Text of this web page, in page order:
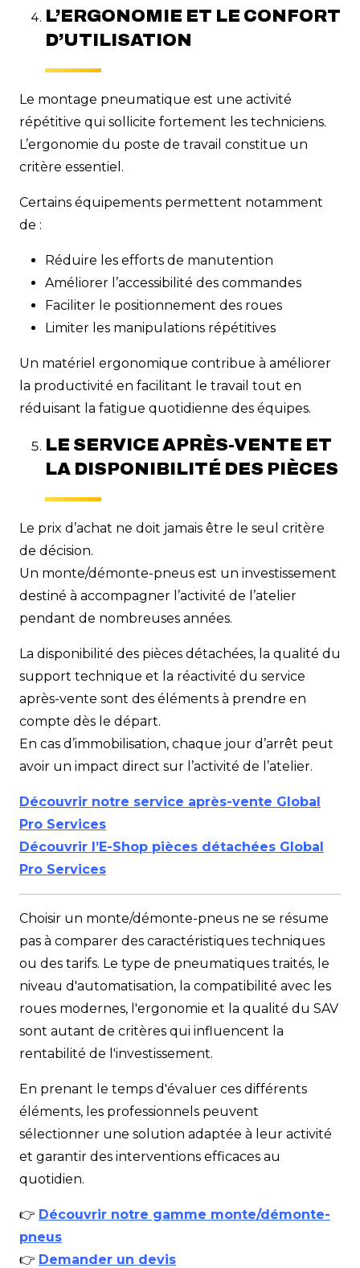
L’ERGONOMIE ET LE CONFORT
D’UTILISATION
Le montage pneumatique est une activité
répétitive qui sollicite fortement les techniciens.
L’ergonomie du poste de travail constitue un
critère essentiel.
Certains équipements permettent notamment
de :
Réduire les efforts de manutention
Améliorer l’accessibilité des commandes
Faciliter le positionnement des roues
Limiter les manipulations répétitives
Un matériel ergonomique contribue à améliorer
la productivité en facilitant le travail tout en
réduisant la fatigue quotidienne des équipes.
LE SERVICE APRÈS-VENTE ET
LA DISPONIBILITÉ DES PIÈCES
Le prix d’achat ne doit jamais être le seul critère
de décision.
Un monte/démonte-pneus est un investissement
destiné à accompagner l’activité de l’atelier
pendant de nombreuses années.
La disponibilité des pièces détachées, la qualité du
support technique et la réactivité du service
après-vente sont des éléments à prendre en
compte dès le départ.
En cas d’immobilisation, chaque jour d’arrêt peut
avoir un impact direct sur l’activité de l’atelier.
Découvrir notre service après-vente Global
Pro Services
Découvrir l’E-Shop pièces détachées Global
Pro Services
Choisir un monte/démonte-pneus ne se résume
pas à comparer des caractéristiques techniques
ou des tarifs. Le type de pneumatiques traités, le
niveau d'automatisation, la compatibilité avec les
roues modernes, l'ergonomie et la qualité du SAV
sont autant de critères qui influencent la
rentabilité de l'investissement.
En prenant le temps d'évaluer ces différents
éléments, les professionnels peuvent
sélectionner une solution adaptée à leur activité
et garantir des interventions efficaces au
quotidien.
👉 Découvrir notre gamme monte/démonte-
pneus
👉 Demander un devis